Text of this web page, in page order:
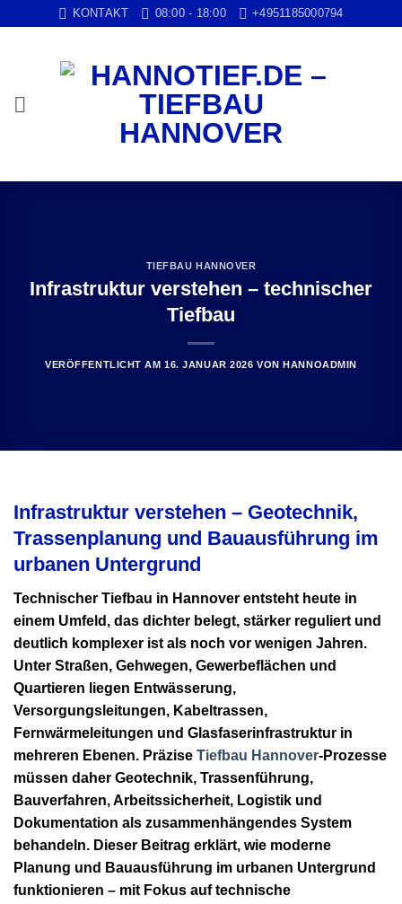
KONTAKT 08:00 - 18:00 +4951185000794
TIEFBAU HANNOVER
Infrastruktur verstehen – technischer
Tiefbau
VERÖFFENTLICHT AM16. JANUAR 2026 VON HANNOADMIN
Infrastruktur verstehen – Geotechnik,
Trassenplanung und Bauausführung im
urbanen Untergrund
Technischer Tiefbau in Hannover entsteht heute in
einem Umfeld, das dichter belegt, stärker reguliert und
deutlich komplexer ist als noch vor wenigen Jahren.
Unter Straßen, Gehwegen, Gewerbeflächen und
Quartieren liegen Entwässerung,
Versorgungsleitungen, Kabeltrassen,
Fernwärmeleitungen und Glasfaserinfrastruktur in
mehreren Ebenen. Präzise Tiefbau Hannover-Prozesse
müssen daher Geotechnik, Trassenführung,
Bauverfahren, Arbeitssicherheit, Logistik und
Dokumentation als zusammenhängendes System
behandeln. Dieser Beitrag erklärt, wie moderne
Planung und Bauausführung im urbanen Untergrund
funktionieren – mit Fokus auf technische